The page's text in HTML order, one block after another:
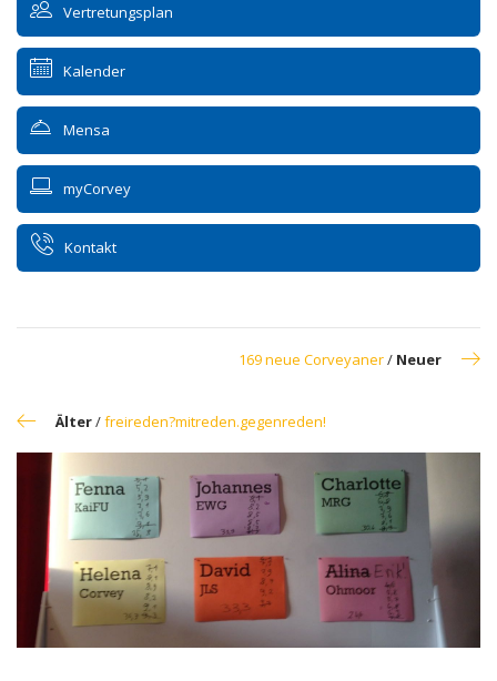
Vertretungsplan
Kalender
Mensa
myCorvey
Kontakt
169 neue Corveyaner/ Neuer
Älter/freireden?mitreden.gegenreden!